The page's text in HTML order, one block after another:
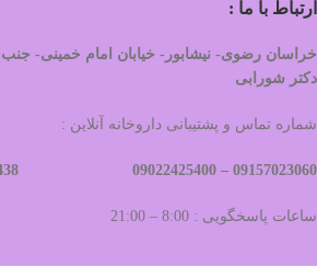
ارتباط با ما :
خراسان رضوی- نیشابور- خیابان امام خمینی-
دکتر شورابی
شماره تماس و پشتیبانی داروخانه آنلاین :
09157023060 –
ساعات پاسخگویی : 8:00 – 21:00